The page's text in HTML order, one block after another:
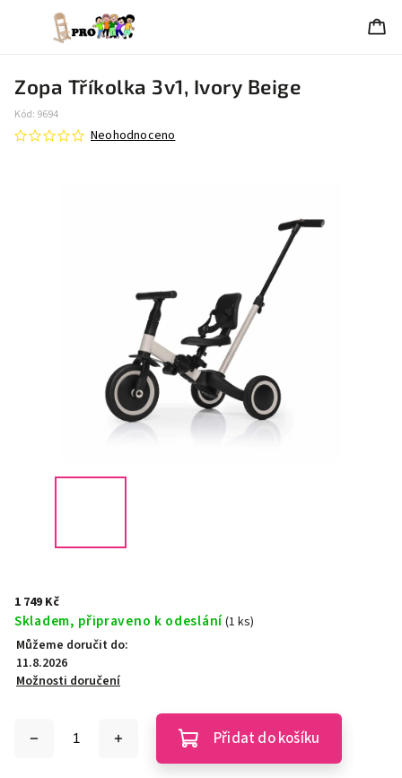
Zopa Tříkolka 3v1, Ivory Beige
Kód: 9694
Neohodnoceno
1 749 Kč
Skladem, připraveno k odeslání(1 ks)
Můžeme doručit do:
11.8.2026
Možnosti doručení
Přidat do košíku